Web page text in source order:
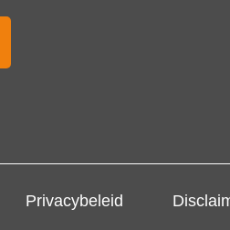
Privacybeleid